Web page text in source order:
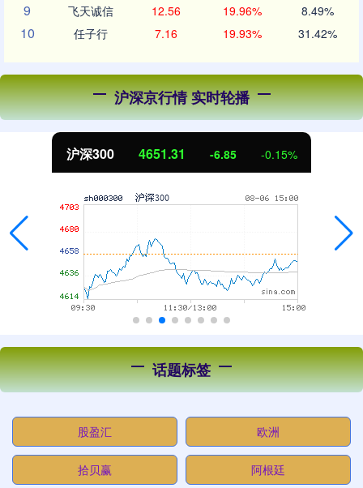
9 飞天诚信 12.56 19.96% 8.49%
10 任子行 7.16 19.93% 31.42%
沪深京行情 实时轮播
北证50 1122.88 3.42 0.30%
话题标签
股盈汇 欧洲
拾贝赢 阿根廷